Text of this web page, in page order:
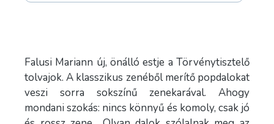
Falusi Mariann új, önálló estje a Törvénytisztelő
tolvajok. A klasszikus zenéből merítő popdalokat
veszi sorra sokszínű zenekarával. Ahogy
mondani szokás: nincs könnyű és komoly, csak jó